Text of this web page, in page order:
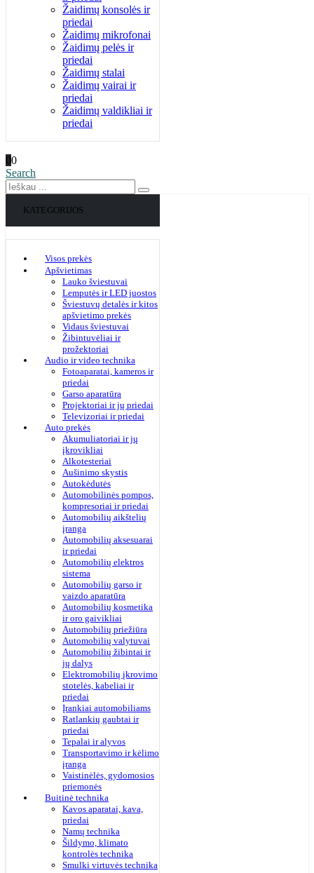
Žaidimų konsolės ir
priedai
Žaidimų mikrofonai
Žaidimų pelės ir
priedai
Žaidimų stalai
Žaidimų vairai ir
priedai
Žaidimų valdikliai ir
priedai
00
Search
KATEGORIJOS
Visos prekės
Apšvietimas
Lauko šviestuvai
Lemputės ir LED juostos
Šviestuvų detalės ir kitos
apšvietimo prekės
Vidaus šviestuvai
Žibintuvėliai ir
prožektoriai
Audio ir video technika
Fotoaparatai, kameros ir
priedai
Garso aparatūra
Projektoriai ir jų priedai
Televizoriai ir priedai
Auto prekės
Akumuliatoriai ir jų
įkrovikliai
Alkotesteriai
Aušinimo skystis
Autokėdutės
Automobilinės pompos,
kompresoriai ir priedai
Automobilių aikštelių
įranga
Automobilių aksesuarai
ir priedai
Automobilių elektros
sistema
Automobilių garso ir
vaizdo aparatūra
Automobilių kosmetika
ir oro gaivikliai
Automobilių priežiūra
Automobilių valytuvai
Automobilių žibintai ir
jų dalys
Elektromobilių įkrovimo
stotelės, kabeliai ir
priedai
Įrankiai automobiliams
Ratlankių gaubtai ir
priedai
Tepalai ir alyvos
Transportavimo ir kėlimo
įranga
Vaistinėlės, gydomosios
priemonės
Buitinė technika
Kavos aparatai, kava,
priedai
Namų technika
Šildymo, klimato
kontrolės technika
Smulki virtuvės technika